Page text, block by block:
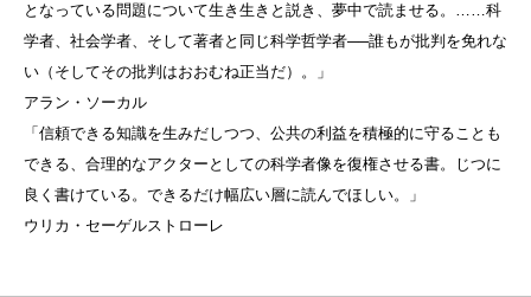
となっている問題について生き生きと説き、夢中で読ませる。……科
学者、社会学者、そして著者と同じ科学哲学者──誰もが批判を免れな
い（そしてその批判はおおむね正当だ）。」
アラン・ソーカル
「信頼できる知識を生みだしつつ、公共の利益を積極的に守ることも
できる、合理的なアクターとしての科学者像を復権させる書。じつに
良く書けている。できるだけ幅広い層に読んでほしい。」
ウリカ・セーゲルストローレ